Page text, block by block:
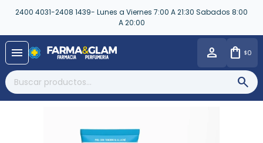
2400 4031-2408 1439- Lunes a Viernes 7:00 A 21:30 Sabados 8:00
A 20:00
menu $0